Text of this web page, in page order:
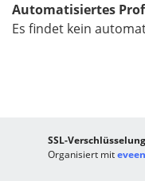
Automatisiertes
Es findet kein
SSL-Verschlüsselung
Organisiert mit